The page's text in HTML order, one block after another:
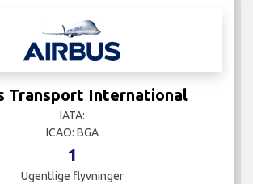
Transport International
IATA:
ICAO: BGA
1
Ugentlige flyvninger